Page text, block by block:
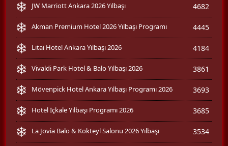
JW Marriott Ankara 2026 Yılbaşı 4682
Akman Premium Hotel 2026 Yılbaşı Programı 4445
Litai Hotel Ankara Yılbaşı 2026 4184
Vivaldi Park Hotel & Balo Yılbaşı 2026 3861
Mövenpick Hotel Ankara Yılbaşı Programı 2026 3693
Hotel İçkale Yılbaşı Programı 2026 3685
La Jovia Balo & Kokteyl Salonu 2026 Yılbaşı 3534